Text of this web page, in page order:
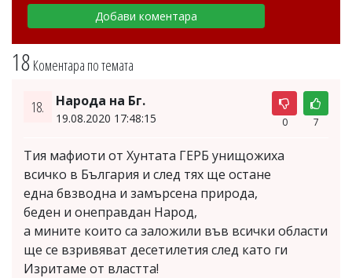
18 Коментара по темата
18. Народа на Бг.
19.08.2020 17:48:15 0 7
Тия мафиоти от Хунтата ГЕРБ унищожиха
всичко в България и след тях ще остане
една бвзводна и замърсена природа,
беден и онеправдан Народ,
а мините които са заложили във всички области
ще се взривяват десетилетия след като ги
Изритаме от властта!